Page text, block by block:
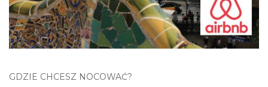
GDZIE CHCESZ NOCOWAĆ?